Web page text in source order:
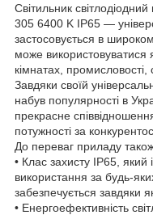
Світильник
305 6400 K IP65 —
застосовується в
може використовуватися
кімнатах, промисловості,
Завдяки своїй
набув популярності в
прекрасне
потужності за
До переваг приладу
• Клас захисту IP65, який
використання за будь-
забезпечується завдяки
• Енергоефективність